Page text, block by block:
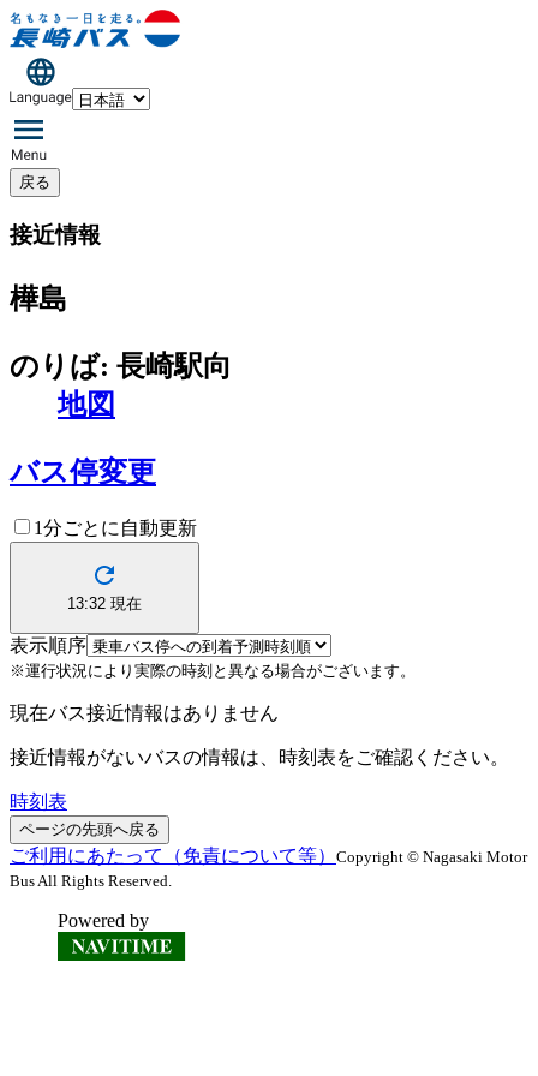
戻る
接近情報
樺島
のりば: 長崎駅向
地図
バス停変更
1分ごとに自動更新
13:32 現在
表示順序
※運行状況により実際の時刻と異なる場合がございます。
現在バス接近情報はありません
接近情報がないバスの情報は、時刻表をご確認ください。
時刻表
ページの先頭へ戻る
ご利用にあたって（免責について等） Copyright © Nagasaki Motor
Bus All Rights Reserved.
Powered by